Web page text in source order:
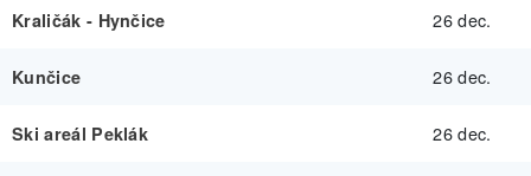
Kraličák - Hynčice 26 dec.
Kunčice 26 dec.
Ski areál Peklák 26 dec.